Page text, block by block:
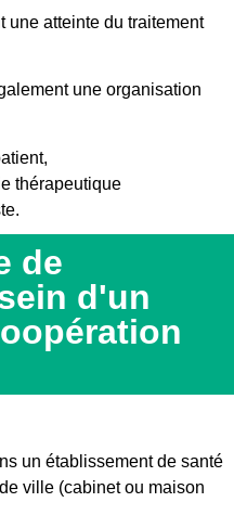
une atteinte du traitement
une organisation
thérapeutique
de
d'un
un établissement de santé
ville (cabinet ou maison